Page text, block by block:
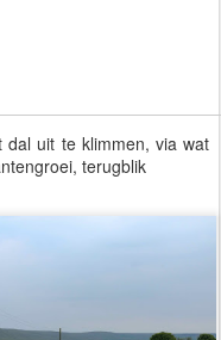
uit te klimmen, via wat
terugblik